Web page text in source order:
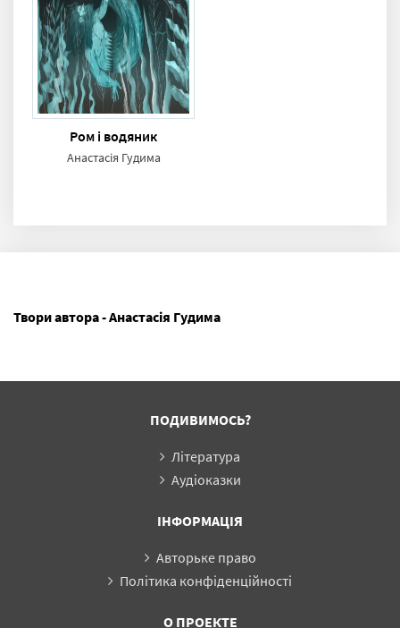
Ром і водяник
Анастасія Гудима
Твори автора - Анастасія Гудима
ПОДИВИМОСЬ?
Література
Аудіоказки
ІНФОРМАЦІЯ
Авторьке право
Політика конфіденційності
О ПРОЕКТЕ